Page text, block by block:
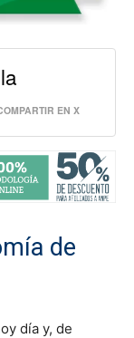
EN X
de
día y, de